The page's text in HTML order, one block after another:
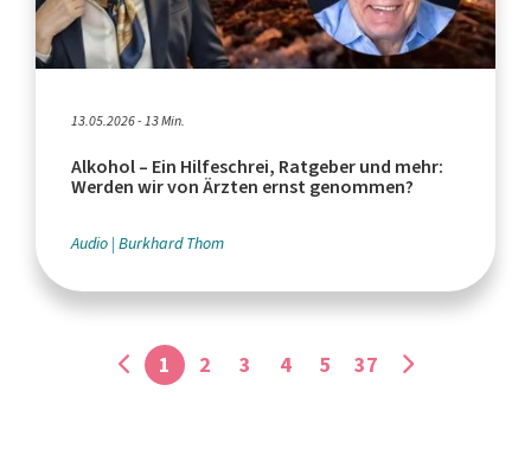
13.05.2026 - 13 Min.
Alkohol – Ein Hilfeschrei, Ratgeber und mehr:
Werden wir von Ärzten ernst genommen?
Audio Burkhard Thom
1 2 3 4 5 37